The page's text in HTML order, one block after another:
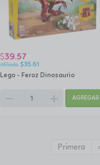
Lego - Feroz Dinosaurio
$39.57
$35.61
remove add AGREGAR
Primera ‹